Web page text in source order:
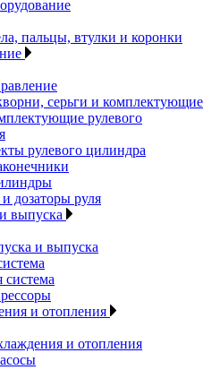
пальцы, втулки и коронки
серьги и комплектующие
рулевого
рулевого цилиндра
дозаторы руля
выпуска
и выпуска
и отопления
и отопления